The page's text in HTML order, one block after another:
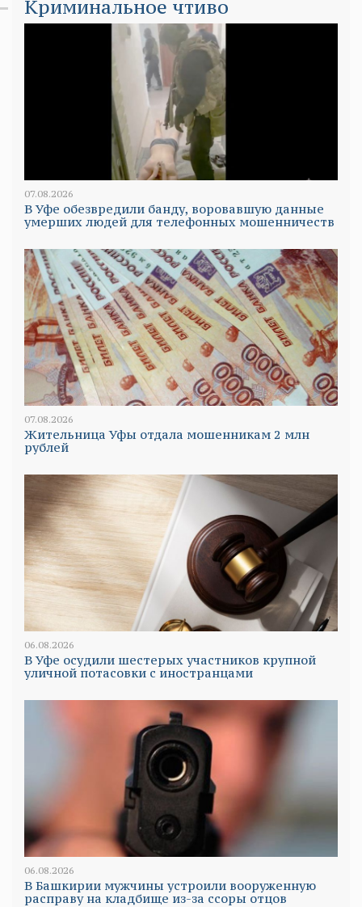
Криминальное чтиво
07.08.2026
В Уфе обезвредили банду, воровавшую данные
умерших людей для телефонных мошенничеств
07.08.2026
Жительница Уфы отдала мошенникам 2 млн
рублей
06.08.2026
В Уфе осудили шестерых участников крупной
уличной потасовки с иностранцами
06.08.2026
В Башкирии мужчины устроили вооруженную
расправу на кладбище из-за ссоры отцов